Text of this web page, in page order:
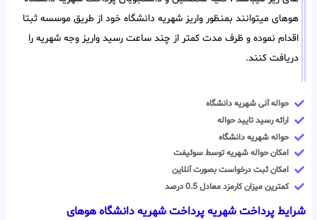
هوهای میتوانند بمنظور واریز شهریه دانشگاه خود از طریق موسسه ثبتا
اقدام نموده و ظرف مدت کمتر از چند ساعت رسید واریز وجه شهریه را
دریافت کنند.
حواله آنی شهریه دانشگاه
ارائه رسید تایید حواله
حواله شهریه دانشگاه
امکان حواله شهریه توسط سوئیفت
امکان ثبت درخواست بصورت آنلاین
کمترین میزان کارمزد معادل 0.5 درصد
شرایط پرداخت شهریه پرداخت شهریه دانشگاه هوهای